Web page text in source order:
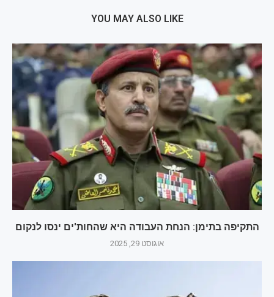
YOU MAY ALSO LIKE
התקיפה בתימן: הנחת העבודה היא שהחות'ים ינסו לנקום
אוגוסט 29, 2025